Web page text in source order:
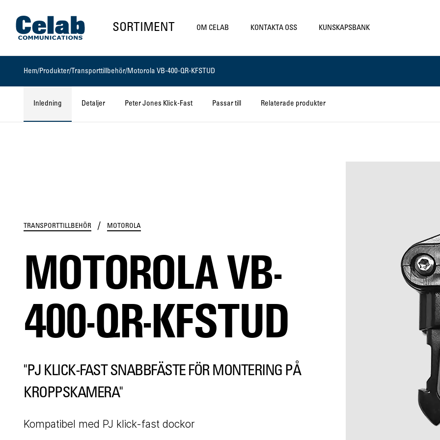
Gå till startsidan
SORTIMENT OM CELAB KONTAKTA OSS KUNSKAPSBANK
Hem/Produkter/ Transporttillbehör/ Motorola VB-400-QR-KFSTUD
Inledning Detaljer Peter Jones Klick-Fast Passar till Relaterade produkter
TRANSPORTTILLBEHÖR / MOTOROLA
MOTOROLA VB-
400-QR-KFSTUD
"PJ KLICK-FAST SNABBFÄSTE FÖR MONTERING PÅ
KROPPSKAMERA"
Kompatibel med PJ klick-fast dockor